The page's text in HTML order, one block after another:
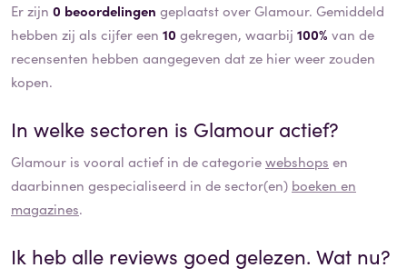
Er zijn 0 beoordelingen geplaatst over Glamour. Gemiddeld
hebben zij als cijfer een 10 gekregen, waarbij 100% van de
recensenten hebben aangegeven dat ze hier weer zouden
kopen.
In welke sectoren is Glamouractief?
Glamour is vooral actief in de categoriewebshops en
daarbinnen gespecialiseerd in de sector(en) boeken en
magazines.
Ik heb alle reviews goed gelezen. Wat nu?